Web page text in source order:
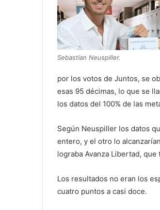
Sebastían Neuspiller.
por los votos de Juntos, se
esas 95 décimas, lo que se
los datos del 100% de las
Según Neuspiller los datos
entero, y el otro lo
lograba Avanza Libertad, que
Los resultados no eran los
cuatro puntos a casi doce.